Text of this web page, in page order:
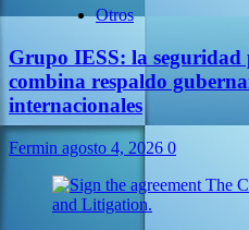
Otros
Grupo IESS: la
combina respaldo
internacionales
Fermin agosto 4, 2026 0